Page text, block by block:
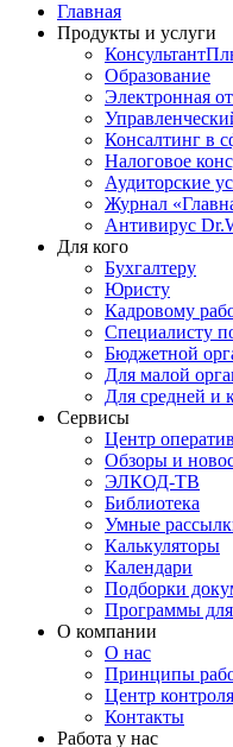
Главная
Продукты и услуги
Образование
Электронная
Консалтинг в
Налоговое
Аудиторские
Журнал
Антивирус
Для кого
Бухгалтеру
Юристу
Кадровому
Специалисту
Бюджетной
Для малой
Для средней и
Сервисы
Центр
Обзоры и
ЭЛКОД-ТВ
Библиотека
Умные
Калькуляторы
Календари
Подборки
Программы
О компании
О нас
Принципы
Центр
Контакты
Работа у нас